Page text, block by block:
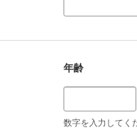
年齢
数字を入力してく